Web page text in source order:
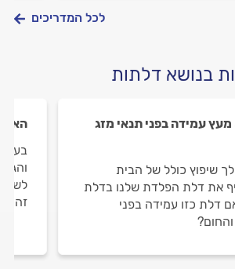
לכל המדריכים
בנושא דלתות
עמידה בפני תנאי מזג
שיפוץ כולל של הבית
את דלת הפלדת שלנו בדלת
דלת כזו עמידה בפני
האם
זה